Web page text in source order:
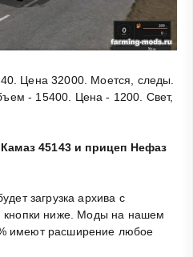
Цена 32000. Моется, следы.
- 15400. Цена - 1200. Свет,
45143 и прицеп Нефаз
загрузка архива с
ниже. Моды на нашем
имеют расширение любое